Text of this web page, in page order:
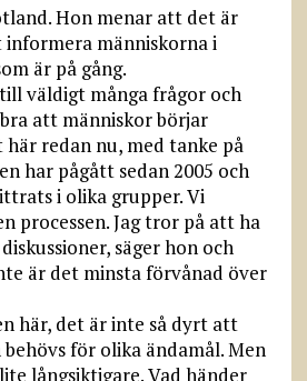
Hon menar att det är
människorna i
är på gång.
väldigt många frågor och
att människor börjar
redan nu, med tanke på
har pågått sedan 2005 och
i olika grupper. Vi
processen. Jag tror på att ha
säger hon och
är det minsta förvånad över
här, det är inte så dyrt att
för olika ändamål. Men
långsiktigare. Vad händer